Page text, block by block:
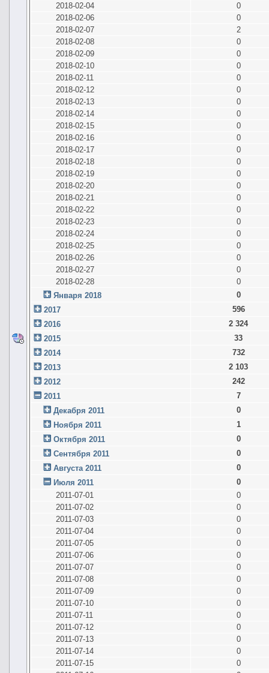
2018-02-04
0
2018-02-06
0
2018-02-07
2
2018-02-08
0
2018-02-09
0
2018-02-10
0
2018-02-11
0
2018-02-12
0
2018-02-13
0
2018-02-14
0
2018-02-15
0
2018-02-16
0
2018-02-17
0
2018-02-18
0
2018-02-19
0
2018-02-20
0
2018-02-21
0
2018-02-22
0
2018-02-23
0
2018-02-24
0
2018-02-25
0
2018-02-26
0
2018-02-27
0
2018-02-28
0
Января 2018
0
2017
596
2016
2 324
2015
33
2014
732
2013
2 103
2012
242
2011
7
Декабря 2011
0
Ноября 2011
1
Октября 2011
0
Сентября 2011
0
Августа 2011
0
Июля 2011
0
2011-07-01
0
2011-07-02
0
2011-07-03
0
2011-07-04
0
2011-07-05
0
2011-07-06
0
2011-07-07
0
2011-07-08
0
2011-07-09
0
2011-07-10
0
2011-07-11
0
2011-07-12
0
2011-07-13
0
2011-07-14
0
2011-07-15
0